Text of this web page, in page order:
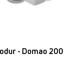
Abattant thermodur - Domao 200